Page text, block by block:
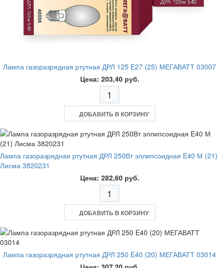
Лампа газоразрядная ртутная ДРЛ 125 E27 (25) МЕГАВАТТ 03007
Цена: 203,40 руб.
ДОБАВИТЬ В КОРЗИНУ
Лампа газоразрядная ртутная ДРЛ 250Вт эллипсоидная E40 М (21)
Лисма 3820231
Цена: 282,60 руб.
ДОБАВИТЬ В КОРЗИНУ
Лампа газоразрядная ртутная ДРЛ 250 E40 (20) МЕГАВАТТ 03014